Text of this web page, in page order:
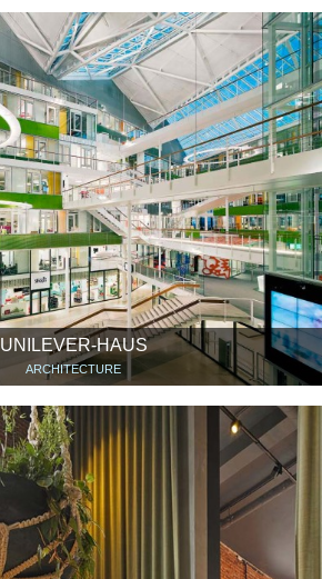
UNILEVER-HAUS
ARCHITECTURE